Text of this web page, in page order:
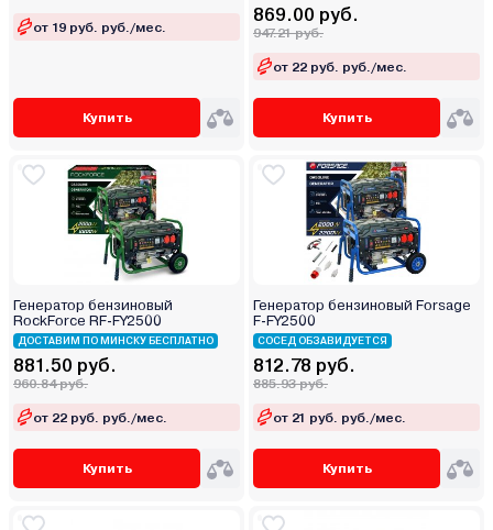
от 19 руб. руб./мес.
Купить
869.00 руб.
947.21 руб.
от 22 руб. руб./мес.
Купить
Генератор бензиновый
RockForce RF-FY2500
ДОСТАВИМ ПО МИНСКУ БЕСПЛАТНО
881.50 руб.
960.84 руб.
от 22 руб. руб./мес.
Купить
Генератор бензиновый Forsage
F-FY2500
СОСЕД ОБЗАВИДУЕТСЯ
812.78 руб.
885.93 руб.
от 21 руб. руб./мес.
Купить